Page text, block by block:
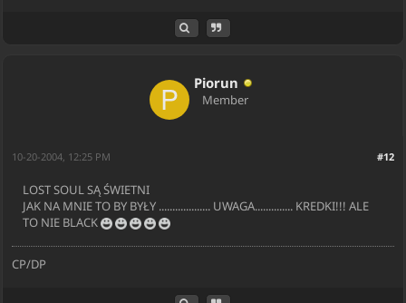
Piorun
Member
#12
10-20-2004, 12:25 PM
LOST SOUL SĄ ŚWIETNI
JAK NA MNIE TO BY BYŁY ................... UWAGA.............. KREDKI!!! ALE
TO NIE BLACK
CP/DP